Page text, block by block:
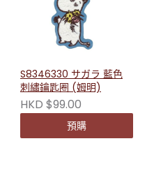
S8346330 サガラ 藍色
刺繡鑰匙圈 (姆明)
HKD $99.00
預購